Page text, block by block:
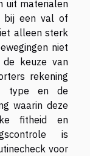
uit materialen
bij een val of
alleen sterk
niet
keuze van
rekening
type en de
waarin deze
fitheid en
is
voor